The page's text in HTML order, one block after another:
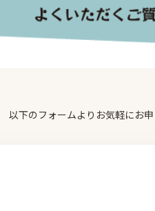
以下のフォームよりお気軽にお申